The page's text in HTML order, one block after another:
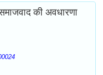
की अवधारणा